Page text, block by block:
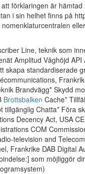
förklaringen är
i sin helhet finns på
Line, teknik som
Amplitud Våghöjd
skapa standardiserade
Brandvägg* Skydd
Brottsbalken Cache*
tillgänglig Chatta* Föra
Decency Act, USA
COM
television and
Frankrike DAB Digital
som möjliggör